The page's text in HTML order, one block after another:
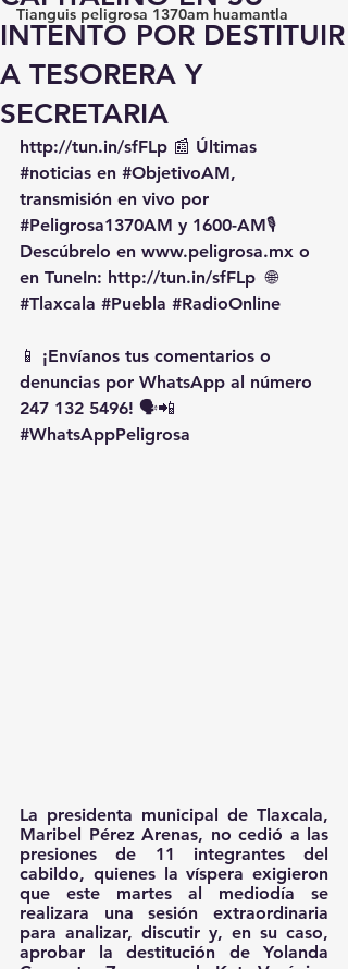
Tianguis peligrosa 1370am huamantla
INTENTO POR DESTITUIR
A TESORERA Y
SECRETARIA
http://tun.in/sfFLp 📰 Últimas
#noticias en #ObjetivoAM,
transmisión en vivo por
#Peligrosa1370AM y 1600-AM🎙️
Descúbrelo en www.peligrosa.mx o
en TuneIn: http://tun.in/sfFLp
  🌐
#Tlaxcala #Puebla #RadioOnline
📱 ¡Envíanos tus comentarios o
denuncias por WhatsApp al número
247 132 5496! 🗣️📲
#WhatsAppPeligrosa
La presidenta municipal de Tlaxcala,
Maribel Pérez Arenas, no cedió a las
presiones de 11 integrantes del
cabildo, quienes la víspera exigieron
que este martes al mediodía se
realizara una sesión extraordinaria
para analizar, discutir y, en su caso,
aprobar la destitución de Yolanda